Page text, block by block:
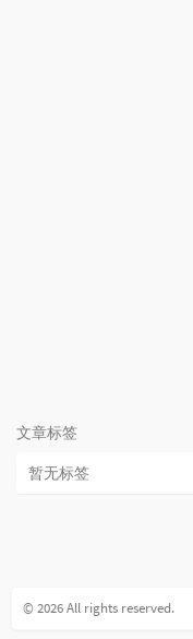
文章标签
暂无标签
© 2026 All rights reserved.